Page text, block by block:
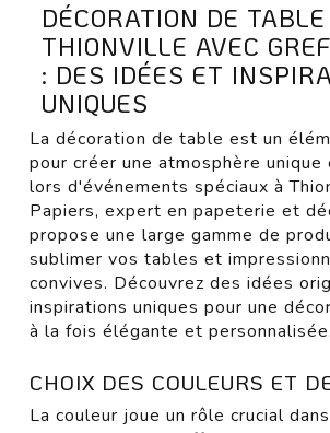
DÉCORATION DE
THIONVILLE AVEC
: DES IDÉES ET
UNIQUES
La décoration de table est un
pour créer une atmosphère
lors d'événements spéciaux à
Papiers, expert en papeterie et
propose une large gamme de
sublimer vos tables et
convives. Découvrez des idées
inspirations uniques pour une
à la fois élégante et personnalisée.
CHOIX DES COULEURS ET
La couleur joue un rôle crucial